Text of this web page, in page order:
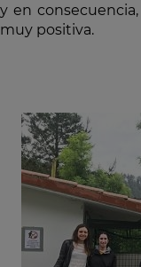
y en
muy positiva.